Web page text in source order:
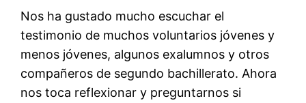
Nos ha gustado mucho escuchar el
testimonio de muchos voluntarios jóvenes y
menos jóvenes, algunos exalumnos y otros
compañeros de segundo bachillerato. Ahora
nos toca reflexionar y preguntarnos si